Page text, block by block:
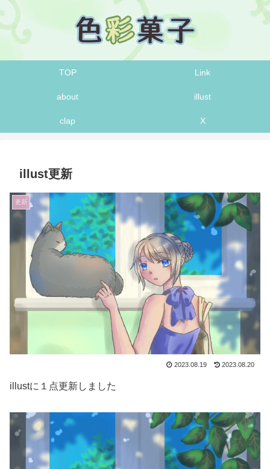
TOP Link
about illust
clap X
illust更新
更新
2023.08.19 2023.08.20
illustに１点更新しました